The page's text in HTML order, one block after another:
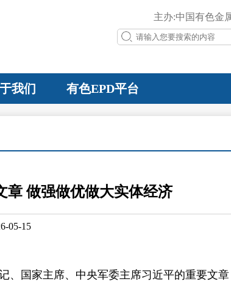
主办:中国有色金
我们 有色EPD平台
章 做强做优做大实体经济
05-15
、国家主席、中央军委主席习近平的重要文